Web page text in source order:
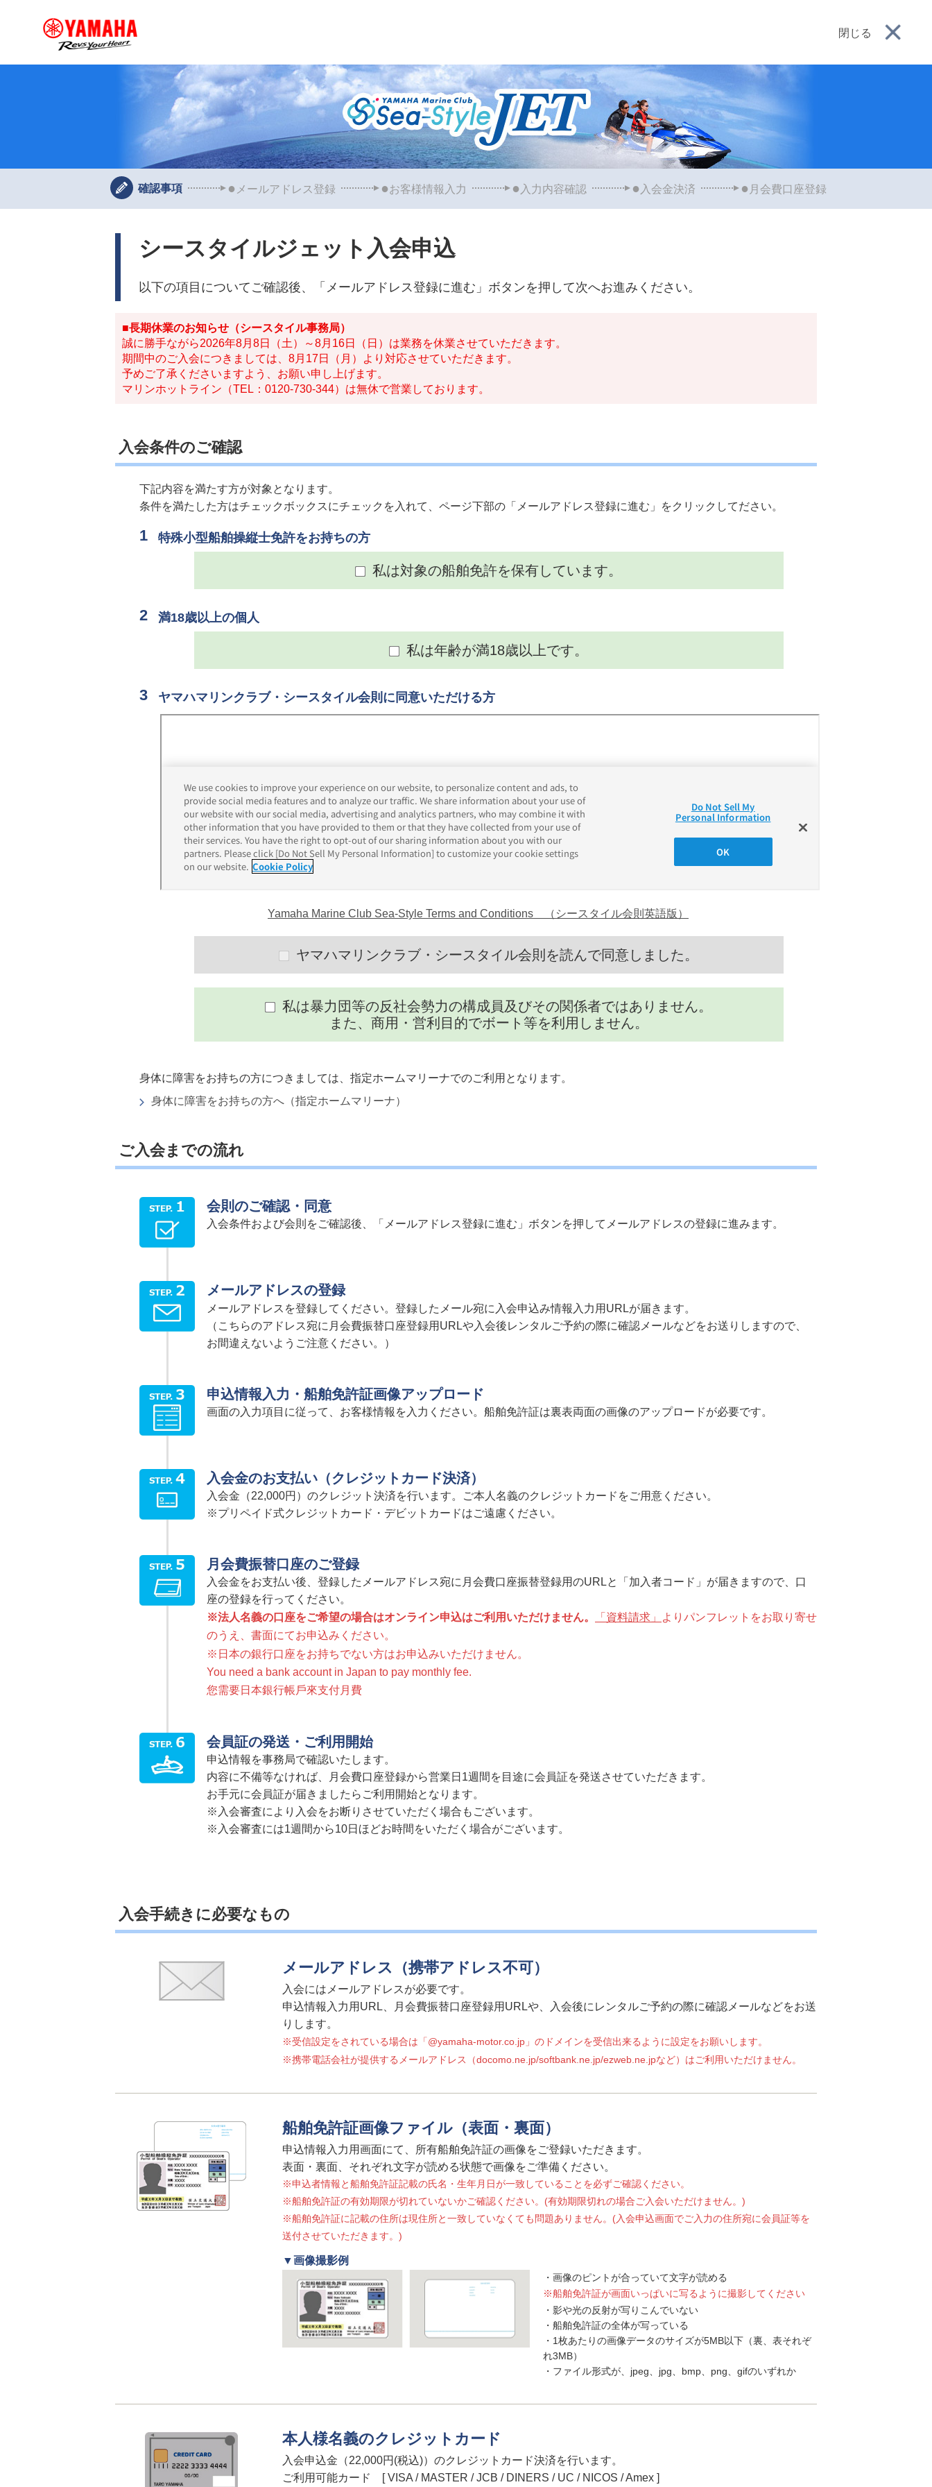
閉じる
確認事項 メールアドレス登録 お客様情報入力 入力内容確認 入会金決済 月会費口座登録
シースタイルジェット入会申込
以下の項目についてご確認後、「メールアドレス登録に進む」ボタンを押して次へお進みください。
■長期休業のお知らせ（シースタイル事務局）
誠に勝手ながら2026年8月8日（土）～8月16日（日）は業務を休業させていただきます。
期間中のご入会につきましては、8月17日（月）より対応させていただきます。
予めご了承くださいますよう、お願い申し上げます。
マリンホットライン（TEL：0120-730-344）は無休で営業しております。
入会条件のご確認
下記内容を満たす方が対象となります。
条件を満たした方はチェックボックスにチェックを入れて、ページ下部の「メールアドレス登録に進む」をクリックしてださい。
特殊小型船舶操縦士免許をお持ちの方
私は対象の船舶免許を保有しています。
満18歳以上の個人
私は年齢が満18歳以上です。
ヤマハマリンクラブ・シースタイル会則に同意いただける方
Yamaha Marine Club Sea-Style Terms and Conditions （シースタイル会則英語版）
ヤマハマリンクラブ・シースタイル会則を読んで同意しました。
私は暴力団等の反社会勢力の構成員及びその関係者ではありません。
また、商用・営利目的でボート等を利用しません。
身体に障害をお持ちの方につきましては、指定ホームマリーナでのご利用となります。
身体に障害をお持ちの方へ（指定ホームマリーナ）
ご入会までの流れ
会則のご確認・同意
入会条件および会則をご確認後、「メールアドレス登録に進む」ボタンを押してメールアドレスの登録に進みます。
メールアドレスの登録
メールアドレスを登録してください。登録したメール宛に入会申込み情報入力用URLが届きます。
（こちらのアドレス宛に月会費振替口座登録用URLや入会後レンタルご予約の際に確認メールなどをお送りしますので、
お間違えないようご注意ください。）
申込情報入力・船舶免許証画像アップロード
画面の入力項目に従って、お客様情報を入力ください。船舶免許証は裏表両面の画像のアップロードが必要です。
入会金のお支払い（クレジットカード決済）
入会金（22,000円）のクレジット決済を行います。ご本人名義のクレジットカードをご用意ください。
※プリペイド式クレジットカード・デビットカードはご遠慮ください。
月会費振替口座のご登録
入会金をお支払い後、登録したメールアドレス宛に月会費口座振替登録用のURLと「加入者コード」が届きますので、口
座の登録を行ってください。
※法人名義の口座をご希望の場合はオンライン申込はご利用いただけません。
「資料請求」
よりパンフレットをお取り寄せ
のうえ、書面にてお申込みください。
※日本の銀行口座をお持ちでない方はお申込みいただけません。
You need a bank account in Japan to pay monthly fee.
您需要日本銀行帳戶來支付月費
会員証の発送・ご利用開始
申込情報を事務局で確認いたします。
内容に不備等なければ、月会費口座登録から営業日1週間を目途に会員証を発送させていただきます。
お手元に会員証が届きましたらご利用開始となります。
※入会審査により入会をお断りさせていただく場合もございます。
※入会審査には1週間から10日ほどお時間をいただく場合がございます。
入会手続きに必要なもの
メールアドレス （携帯アドレス不可）
入会にはメールアドレスが必要です。
申込情報入力用URL、月会費振替口座登録用URLや、入会後にレンタルご予約の際に確認メールなどをお送
りします。
※受信設定をされている場合は「@yamaha-motor.co.jp」のドメインを受信出来るように設定をお願いします。
※携帯電話会社が提供するメールアドレス（docomo.ne.jp/softbank.ne.jp/ezweb.ne.jpなど）はご利用いただけません。
船舶免許証画像ファイル（表面・裏面）
申込情報入力用画面にて、所有船舶免許証の画像をご登録いただきます。
表面・裏面、それぞれ文字が読める状態で画像をご準備ください。
※申込者情報と船舶免許証記載の氏名・生年月日が一致していることを必ずご確認ください。
※船舶免許証の有効期限が切れていないかご確認ください。(有効期限切れの場合ご入会いただけません。)
※船舶免許証に記載の住所は現住所と一致していなくても問題ありません。(入会申込画面でご入力の住所宛に会員証等を
送付させていただきます。)
▼画像撮影例
画像のピントが合っていて文字が読める
※船舶免許証が画面いっぱいに写るように撮影してください
影や光の反射が写りこんでいない
船舶免許証の全体が写っている
1枚あたりの画像データのサイズが5MB以下（裏、表それぞ
れ3MB）
ファイル形式が、jpeg、jpg、bmp、png、gifのいずれか
本人様名義のクレジットカード
入会申込金（22,000円(税込)）のクレジットカード決済を行います。
ご利用可能カード [ VISA / MASTER / JCB / DINERS / UC / NICOS / Amex ]